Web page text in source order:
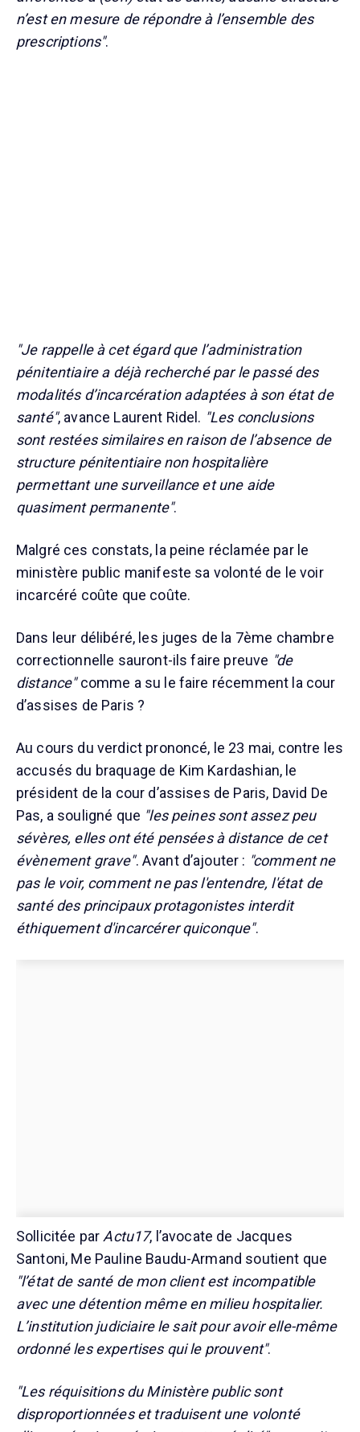
n’est en mesure de répondre à l’ensemble des
prescriptions".
"Je rappelle à cet égard que l’administration
pénitentiaire a déjà recherché par le passé des
modalités d’incarcération adaptées à son état de
santé", avance Laurent Ridel. "Les conclusions
sont restées similaires en raison de l’absence de
structure pénitentiaire non hospitalière
permettant une surveillance et une aide
quasiment permanente".
Malgré ces constats, la peine réclamée par le
ministère public manifeste sa volonté de le voir
incarcéré coûte que coûte.
Dans leur délibéré, les juges de la 7ème chambre
correctionnelle sauront-ils faire preuve "de
distance"comme a su le faire récemment la cour
d’assises de Paris ?
Au cours du verdict prononcé, le 23 mai, contre les
accusés du braquage de Kim Kardashian, le
président de la cour d’assises de Paris, David De
Pas, a souligné que "les peines sont assez peu
sévères, elles ont été pensées à distance de cet
évènement grave". Avant d’ajouter : "comment ne
pas le voir, comment ne pas l'entendre, l'état de
santé des principaux protagonistes interdit
éthiquement d'incarcérer quiconque".
Sollicitée par Actu17, l’avocate de Jacques
Santoni, Me Pauline Baudu-Armand soutient que
"l’état de santé de mon client est incompatible
avec une détention même en milieu hospitalier.
L’institution judiciaire le sait pour avoir elle-même
ordonné les expertises qui le prouvent".
"Les réquisitions du Ministère public sont
disproportionnées et traduisent une volonté